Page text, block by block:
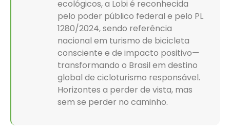
ecológicos, a Lobi é reconhecida
pelo poder público federal e pelo PL
1280/2024, sendo referência
nacional em turismo de bicicleta
consciente e de impacto positivo—
transformando o Brasil em destino
global de cicloturismo responsável.
Horizontes a perder de vista, mas
sem se perder no caminho.